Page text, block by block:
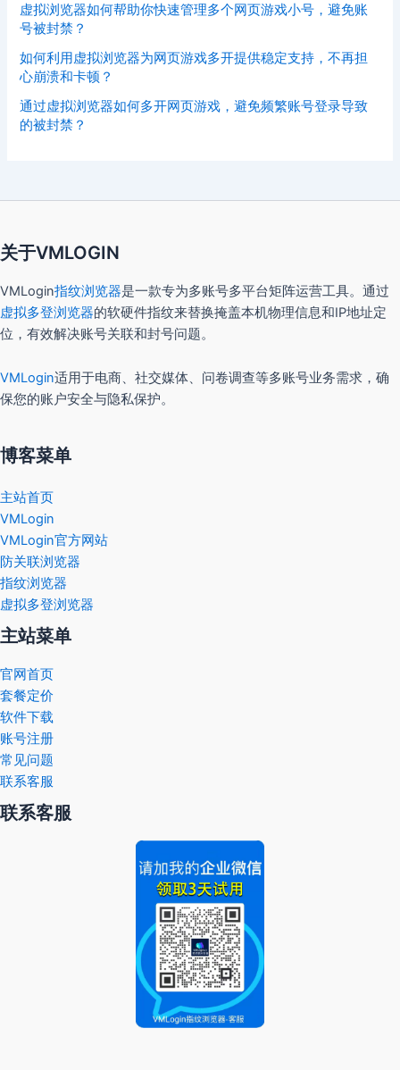
虚拟浏览器如何帮助你快速管理多个网页游戏小号，避免账
号被封禁？
如何利用虚拟浏览器为网页游戏多开提供稳定支持，不再担
心崩溃和卡顿？
通过虚拟浏览器如何多开网页游戏，避免频繁账号登录导致
的被封禁？
关于VMLOGIN
VMLogin指纹浏览器是一款专为多账号多平台矩阵运营工具。通过
虚拟多登浏览器的软硬件指纹来替换掩盖本机物理信息和IP地址定
位，有效解决账号关联和封号问题。
VMLogin适用于电商、社交媒体、问卷调查等多账号业务需求，确
保您的账户安全与隐私保护。
博客菜单
主站首页
VMLogin
VMLogin官方网站
防关联浏览器
指纹浏览器
虚拟多登浏览器
主站菜单
官网首页
套餐定价
软件下载
账号注册
常见问题
联系客服
联系客服